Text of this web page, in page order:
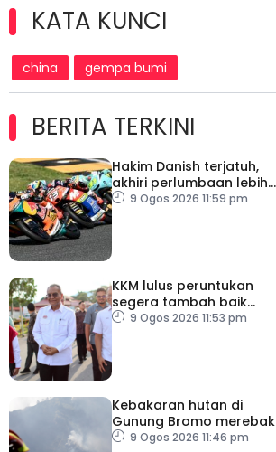
KATA KUNCI
china gempa bumi
BERITA TERKINI
Hakim Danish terjatuh,
akhiri perlumbaan lebih
awal9 Ogos 2026 11:59 pm
KKM lulus peruntukan
segera tambah baik
kemudahan di kemar,
9 Ogos 2026 11:53 pm
Kebakaran hutan di
Gunung Bromo merebak
hingga 520 hektar
9 Ogos 2026 11:46 pm